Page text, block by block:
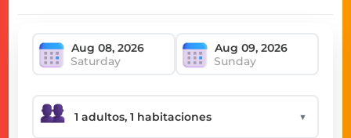
Saturday Sunday
▼